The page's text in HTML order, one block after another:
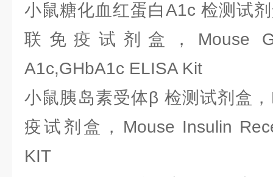
小鼠糖化血红蛋白A1c 检测试
联免疫试剂盒，Mouse
A1c,GHbA1c ELISA Kit
小鼠胰岛素受体β 检测试剂盒
疫试剂盒，Mouse Insulin
KIT